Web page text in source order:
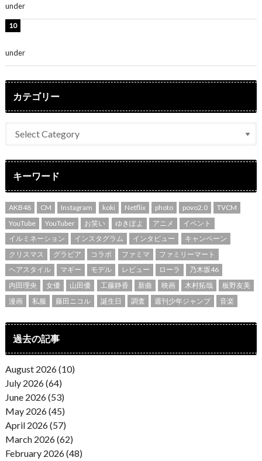
under
under
カテゴリー
キーワード
AKB48 CM Instagram koki Netflix photo povo2.0
TVCM
YouTube
YouTuber お笑い ゆきぽよ アニメ
イベント
イルミネーション
インスタグラム インタビュー
キャンペーン
クリスマス
グラビア コラボ ファミマ
ファミリーマート
ヘアスタイル
マギー モデル レビュー ローラ
乃木坂46
内田理央
女優 山田優 工藤静香 新曲 映画 木村拓哉
板野友美
漫画
私服 藤田ニコル 誕生日 調査 週刊少年ジャンプ 音楽
過去の記事
August 2026 (10)
July 2026 (64)
June 2026 (53)
May 2026 (45)
April 2026 (57)
March 2026 (62)
February 2026 (48)